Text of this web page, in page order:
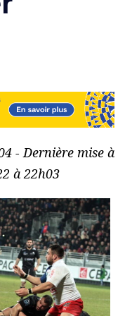
- Dernière mise à
à 22h03